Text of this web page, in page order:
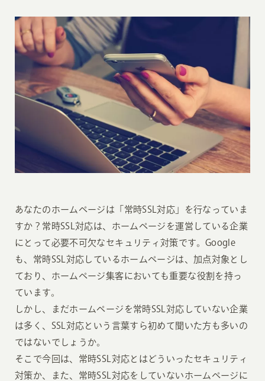
あなたのホームページは「常時SSL対応」を行なっていま
すか？常時SSL対応は、ホームページを運営している企業
にとって必要不可欠なセキュリティ対策です。Google
も、常時SSL対応しているホームページは、加点対象とし
ており、ホームページ集客においても重要な役割を持っ
ています。
しかし、まだホームページを常時SSL対応していない企業
は多く、SSL対応という言葉すら初めて聞いた方も多いの
ではないでしょうか。
そこで今回は、常時SSL対応とはどういったセキュリティ
対策か、また、常時SSL対応をしていないホームページに